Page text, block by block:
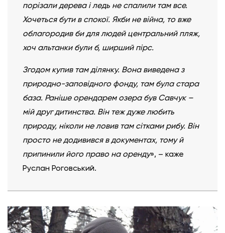
порізали дерева і ледь не спалили там все.
Хочеться бути в спокої. Якби не війна, то вже
облагородив би для людей центральний пляж,
хоч альтанки були б, ширший пірс.
Згодом купив там ділянку. Вона виведена з
природно-заповідного фонду, там була стара
база. Раніше орендарем озера був Савчук –
мій друг дитинства. Він теж дуже любить
природу, ніколи не ловив там сітками рибу. Він
просто не додивився в документах, тому й
припинили його право на оренду», – каже
Руслан Роговський.